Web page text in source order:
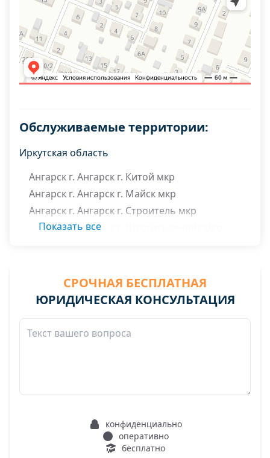
Обслуживаемые территории:
Иркутская область
Ангарск г. Ангарск г. Китой мкр
Ангарск г. Ангарск г. Майск мкр
Ангарск г. Ангарск г. Строитель мкр
Ангарск г. Ангарск г. Шеститысячник мкр
Показать все
СРОЧНАЯ БЕСПЛАТНАЯ
ЮРИДИЧЕСКАЯ КОНСУЛЬТАЦИЯ
конфиденциально
оперативно
бесплатно